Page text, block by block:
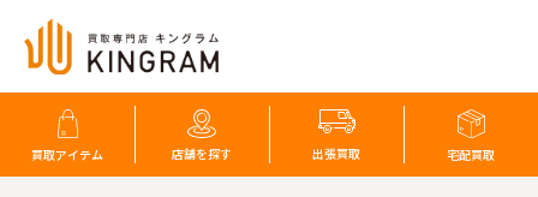
買取アイテム 店舗を探す 出張買取 宅配買取